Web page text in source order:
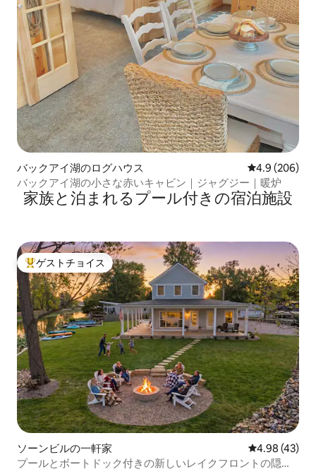
バックアイ湖のログハウス レビュー206
4.9 (206)
バックアイ湖の小さな赤いキャビン｜ジャグジー｜暖炉
家族と泊まれるプール付きの宿泊施設
大好評のゲストチョイスです。
ゲストチョイス
ソーンビルの一軒家 レビュー43
4.98 (43)
プールとボートドック付きの新しいレイクフロントの隠れ